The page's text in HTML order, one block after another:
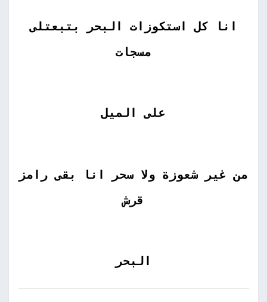
انا كل استكوزات البحر بتبعتلى
مسجات
على الميل
من غير شعوزة ولا سحر انا بقى رامز
قرش
البحر